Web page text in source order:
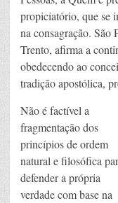
propiciatório, que se
na consagração.
Trento, afirma a
obedecendo ao
tradição apostólica,
Não é factível a
fragmentação dos
princípios de ordem
natural e filosófica
defender a própria
verdade com base na